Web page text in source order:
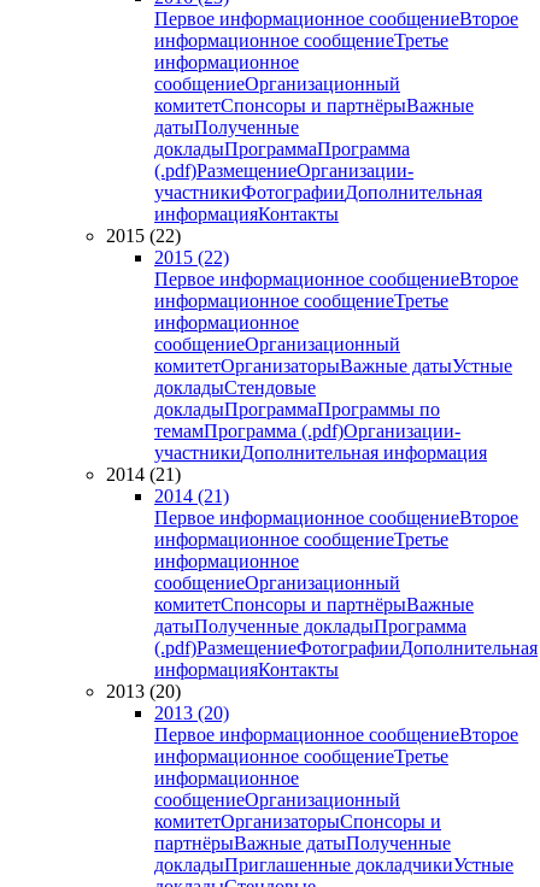
Первое информационное сообщениеВторое
информационное сообщениеТретье
информационное
сообщениеОрганизационный
комитетСпонсоры и партнёрыВажные
датыПолученные
докладыПрограммаПрограмма
(.pdf)РазмещениеОрганизации-
участникиФотографииДополнительная
информацияКонтакты
2015 (22)
2015 (22)
Первое информационное сообщениеВторое
информационное сообщениеТретье
информационное
сообщениеОрганизационный
комитетОрганизаторыВажные датыУстные
докладыСтендовые
докладыПрограммаПрограммы по
темамПрограмма (.pdf)Организации-
участникиДополнительная информация
2014 (21)
2014 (21)
Первое информационное сообщениеВторое
информационное сообщениеТретье
информационное
сообщениеОрганизационный
комитетСпонсоры и партнёрыВажные
датыПолученные докладыПрограмма
(.pdf)РазмещениеФотографииДополнительная
информацияКонтакты
2013 (20)
2013 (20)
Первое информационное сообщениеВторое
информационное сообщениеТретье
информационное
сообщениеОрганизационный
комитетОрганизаторыСпонсоры и
партнёрыВажные датыПолученные
докладыПриглашенные докладчикиУстные